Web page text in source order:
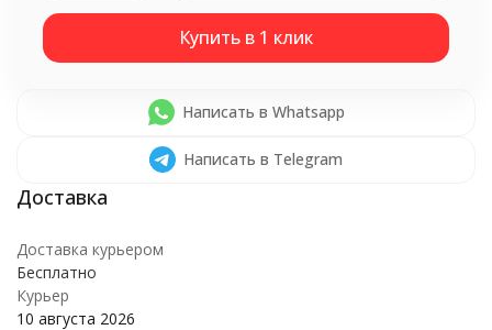
Написать в Whatsapp
Написать в Telegram
Доставка курьером
Бесплатно
Курьер
10 августа 2026